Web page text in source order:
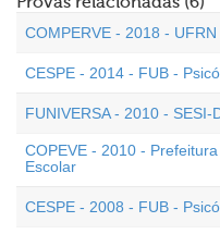
COMPERVE - 2018 -
CESPE - 2014 - FUB -
FUNIVERSA - 2010 -
COPEVE - 2010 -
Escolar
CESPE - 2008 - FUB -